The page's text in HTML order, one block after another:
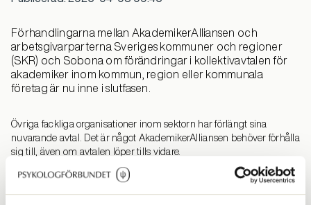
Förhandlingarna mellan AkademikerAlliansen och
arbetsgivarparterna Sveriges kommuner och regioner
(SKR) och Sobona om förändringar i kollektivavtalen för
akademiker inom kommun, region eller kommunala
företag är nu inne i slutfasen.
Övriga fackliga organisationer inom sektorn har förlängt sina
nuvarande avtal. Det är något AkademikerAlliansen behöver förhålla
sig till, även om avtalen löper tills vidare.
De avtal som förhandlingarna gäller är löneavtalet HÖK-T och